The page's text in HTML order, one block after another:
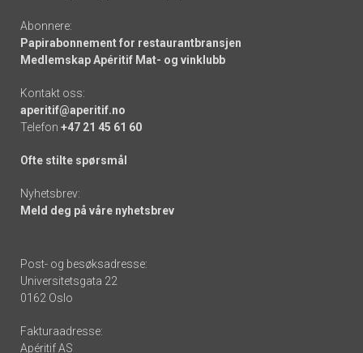
Abonnere:
Papirabonnement for restaurantbransjen
Medlemskap Apéritif Mat- og vinklubb
Kontakt oss:
aperitif@aperitif.no
Telefon +47 21 45 61 60
Ofte stilte spørsmål
Nyhetsbrev:
Meld deg på våre nyhetsbrev
Post- og besøksadresse:
Universitetsgata 22
0162 Oslo
Fakturaadresse:
Apéritif AS